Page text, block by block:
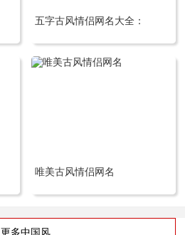
五字古风情侣网名大全：
唯美古风情侣网名
更多中国风